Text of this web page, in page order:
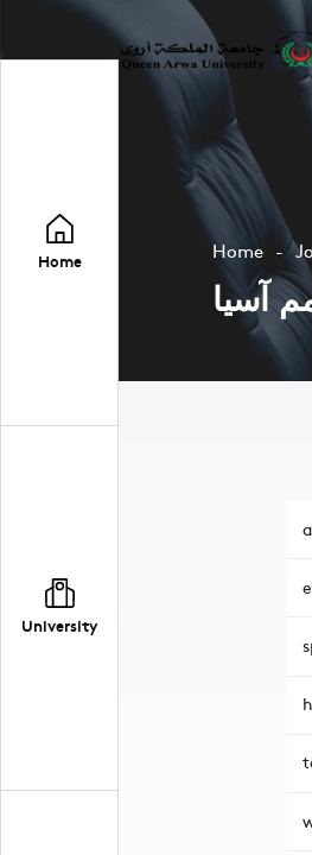
Home
University
Home
آسيا